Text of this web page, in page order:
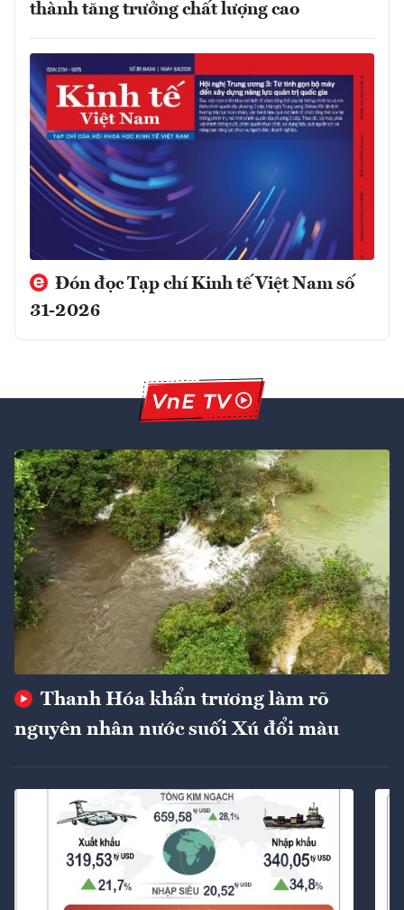
thành tăng trưởng chất lượng cao
Đón đọc Tạp chí Kinh tế Việt Nam số
31-2026
Thanh Hóa khẩn trương làm rõ
nguyên nhân nước suối Xú đổi màu